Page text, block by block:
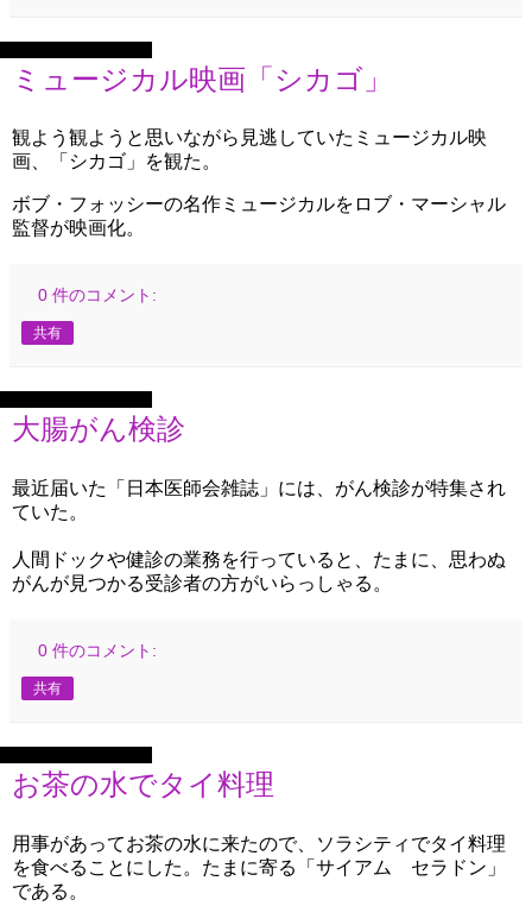
ミュージカル映画「シカゴ」
観よう観ようと思いながら見逃していたミュージカル映
画、「シカゴ」を観た。
ボブ・フォッシーの名作ミュージカルをロブ・マーシャル
監督が映画化。
0 件のコメント:
共有
大腸がん検診
最近届いた「日本医師会雑誌」には、がん検診が特集され
ていた。
人間ドックや健診の業務を行っていると、たまに、思わぬ
がんが見つかる受診者の方がいらっしゃる。
0 件のコメント:
共有
お茶の水でタイ料理
用事があってお茶の水に来たので、ソラシティでタイ料理
を食べることにした。たまに寄る「サイアム セラドン」
である。